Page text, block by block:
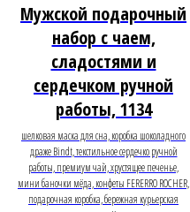
Мужской подарочный
набор с чаем,
сладостями и
сердечком ручной
работы, 1134
шелковая маска для сна, коробка шоколадного
драже Bindt, текстильное сердечко ручной
работы, премиум чай, хрустящее печенье,
мини баночки мёда, конфеты FERERRO ROCHER,
подарочная коробка, бережная курьерская